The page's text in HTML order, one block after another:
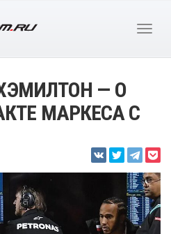
— О
МАРКЕСА С